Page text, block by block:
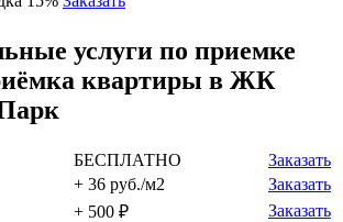
услуги по приемке
квартиры в ЖК
БЕСПЛАТНО
Заказать
+ 36 руб./м2
Заказать
+ 500 ₽
Заказать